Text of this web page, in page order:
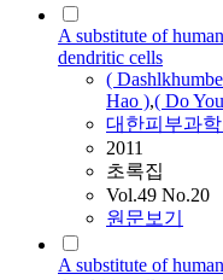
A substitute of
dendritic cells
( Dashlkhumbe
Hao ),( Do
대한피부과학
2011
초록집
Vol.49 No.20
원문보기
A substitute of